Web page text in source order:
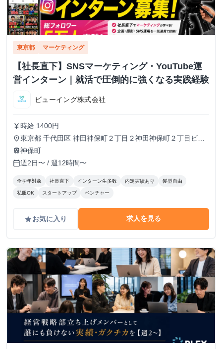
東京都 マーケティング
【社長直下】SNSマーケティング・YouTube運
営インターン｜就活で圧倒的に強くなる実践経験
ビューイング株式会社
currency_yen 時給:1400円
place東京都 千代田区 神田神保町２丁目２神田神保町２丁目ビル
５０２号室
train神保町
calendar_today週2日〜 / 週12時間〜
全学年対象 社長直下 インターン生多数 内定実績あり 髪型自由
私服OK スタートアップ ベンチャー
gradeお気に入り 求人を見る